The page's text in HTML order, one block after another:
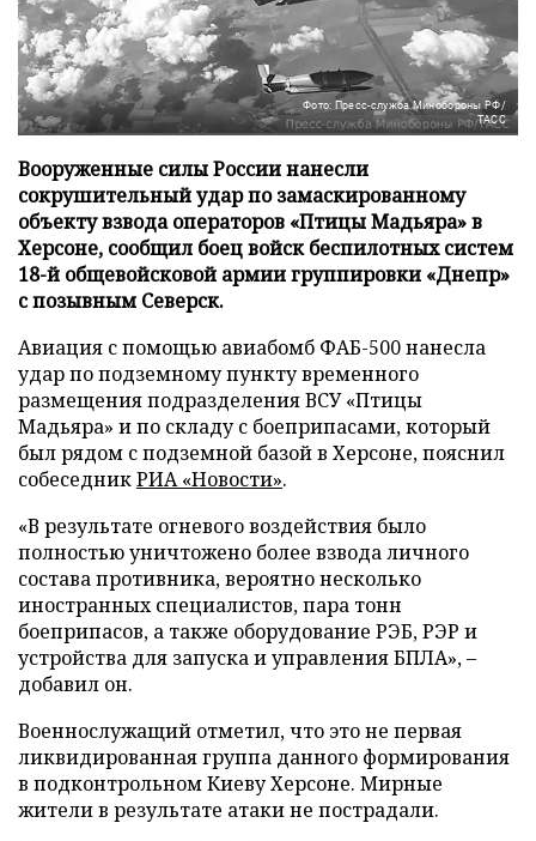
Фото: Пресс-служба Минобороны РФ/
ТАСС
Вооруженные силы России нанесли
сокрушительный удар по замаскированному
объекту взвода операторов «Птицы Мадьяра» в
Херсоне, сообщил боец войск беспилотных систем
18-й общевойсковой армии группировки «Днепр»
с позывным Северск.
Авиация с помощью авиабомб ФАБ-500 нанесла
удар по подземному пункту временного
размещения подразделения ВСУ «Птицы
Мадьяра» и по складу с боеприпасами, который
был рядом с подземной базой в Херсоне, пояснил
собеседникРИА «Новости».
«В результате огневого воздействия было
полностью уничтожено более взвода личного
состава противника, вероятно несколько
иностранных специалистов, пара тонн
боеприпасов, а также оборудование РЭБ, РЭР и
устройства для запуска и управления БПЛА», –
добавил он.
Военнослужащий отметил, что это не первая
ликвидированная группа данного формирования
в подконтрольном Киеву Херсоне. Мирные
жители в результате атаки не пострадали.